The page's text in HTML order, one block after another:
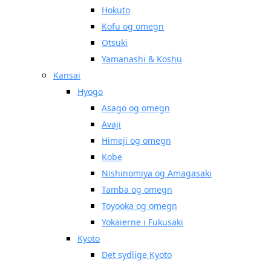
Hokuto
Kofu og omegn
Otsuki
Yamanashi & Koshu
Kansai
Hyogo
Asago og omegn
Avaji
Himeji og omegn
Kobe
Nishinomiya og Amagasaki
Tamba og omegn
Toyooka og omegn
Yokaierne i Fukusaki
Kyoto
Det sydlige Kyoto